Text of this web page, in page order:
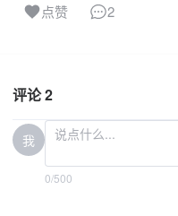
点赞 2
评论 2
我
0/500